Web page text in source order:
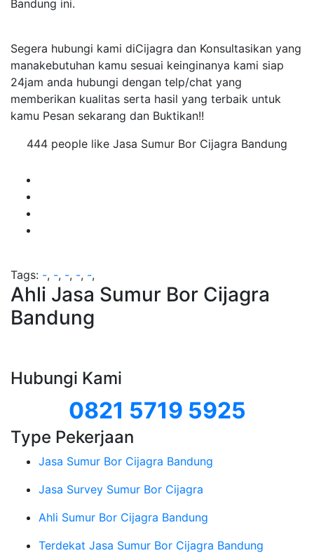
Bandung ini.
Segera hubungi kami diCijagra dan Konsultasikan yang
manakebutuhan kamu sesuai keinginanya kami siap
24jam anda hubungi dengan telp/chat yang
memberikan kualitas serta hasil yang terbaik untuk
kamu Pesan sekarang dan Buktikan!!
444 people like Jasa Sumur Bor Cijagra Bandung
Tags: -, -, -, -, -,
Ahli Jasa Sumur Bor Cijagra
Bandung
Hubungi Kami
0821 5719 5925
Type Pekerjaan
Jasa Sumur Bor Cijagra Bandung
Jasa Survey Sumur Bor Cijagra
Ahli Sumur Bor Cijagra Bandung
Terdekat Jasa Sumur Bor Cijagra Bandung